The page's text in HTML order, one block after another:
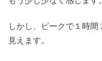
しかし、ピークで１時
見えます。